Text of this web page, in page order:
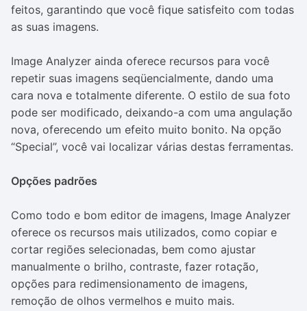
feitos, garantindo que você fique satisfeito com todas
as suas imagens.
Image Analyzer ainda oferece recursos para você
repetir suas imagens seqüencialmente, dando uma
cara nova e totalmente diferente. O estilo de sua foto
pode ser modificado, deixando-a com uma angulação
nova, oferecendo um efeito muito bonito. Na opção
“Special”, você vai localizar várias destas ferramentas.
Opções padrões
Como todo e bom editor de imagens, Image Analyzer
oferece os recursos mais utilizados, como copiar e
cortar regiões selecionadas, bem como ajustar
manualmente o brilho, contraste, fazer rotação,
opções para redimensionamento de imagens,
remoção de olhos vermelhos e muito mais.